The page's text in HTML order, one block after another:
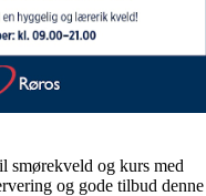
smørekveld og kurs med
og gode tilbud denne